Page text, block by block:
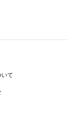
て